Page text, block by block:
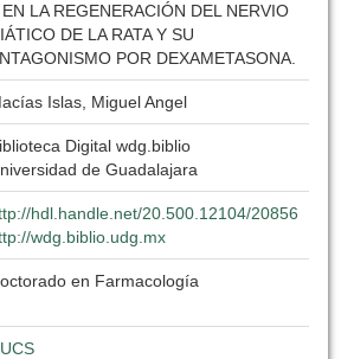
LA REGENERACIÓN DEL NERVIO
DE LA RATA Y SU
POR DEXAMETASONA.
Islas, Miguel Angel
Digital wdg.biblio
de Guadalajara
hdl.handle.net/20.500.12104/20856
wdg.biblio.udg.mx
en Farmacología